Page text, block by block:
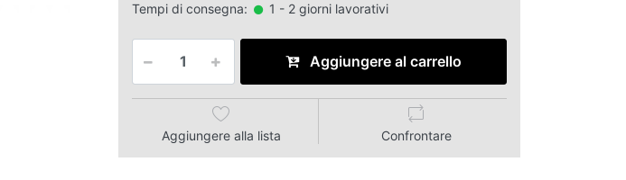
Tempi di consegna:
1 - 2 giorni lavorativi
Aggiungere al carrello
Aggiungere alla lista Confrontare